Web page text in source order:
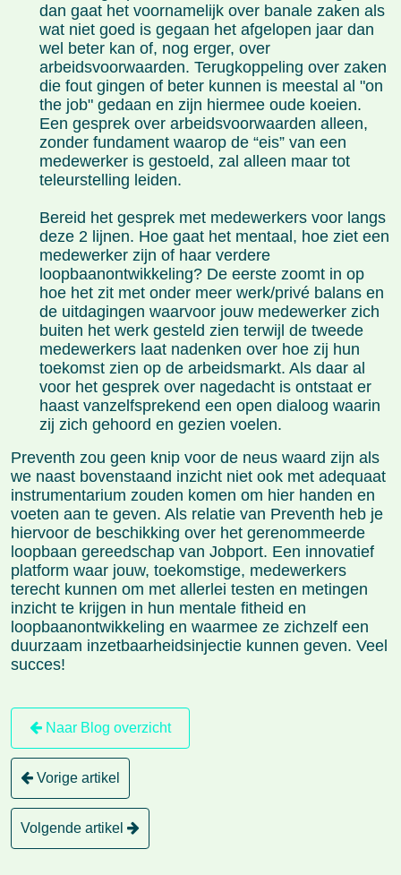
dan gaat het voornamelijk over banale zaken als
wat niet goed is gegaan het afgelopen jaar dan
wel beter kan of, nog erger, over
arbeidsvoorwaarden. Terugkoppeling over zaken
die fout gingen of beter kunnen is meestal al "on
the job" gedaan en zijn hiermee oude koeien.
Een gesprek over arbeidsvoorwaarden alleen,
zonder fundament waarop de “eis” van een
medewerker is gestoeld, zal alleen maar tot
teleurstelling leiden.
Bereid het gesprek met medewerkers voor langs
deze 2 lijnen. Hoe gaat het mentaal, hoe ziet een
medewerker zijn of haar verdere
loopbaanontwikkeling? De eerste zoomt in op
hoe het zit met onder meer werk/privé balans en
de uitdagingen waarvoor jouw medewerker zich
buiten het werk gesteld zien terwijl de tweede
medewerkers laat nadenken over hoe zij hun
toekomst zien op de arbeidsmarkt. Als daar al
voor het gesprek over nagedacht is ontstaat er
haast vanzelfsprekend een open dialoog waarin
zij zich gehoord en gezien voelen.
Preventh zou geen knip voor de neus waard zijn als
we naast bovenstaand inzicht niet ook met adequaat
instrumentarium zouden komen om hier handen en
voeten aan te geven. Als relatie van Preventh heb je
hiervoor de beschikking over het gerenommeerde
loopbaan gereedschap van Jobport. Een innovatief
platform waar jouw, toekomstige, medewerkers
terecht kunnen om met allerlei testen en metingen
inzicht te krijgen in hun mentale fitheid en
loopbaanontwikkeling en waarmee ze zichzelf een
duurzaam inzetbaarheidsinjectie kunnen geven. Veel
succes!
Naar Blog overzicht
Vorige artikel
Volgende artikel